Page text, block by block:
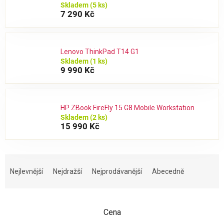
Skladem(5 ks)
7 290 Kč
Lenovo ThinkPad T14 G1
Skladem(1 ks)
9 990 Kč
HP ZBook FireFly 15 G8 Mobile Workstation
Skladem(2 ks)
15 990 Kč
Nejlevnější Nejdražší Nejprodávanější Abecedně
Cena